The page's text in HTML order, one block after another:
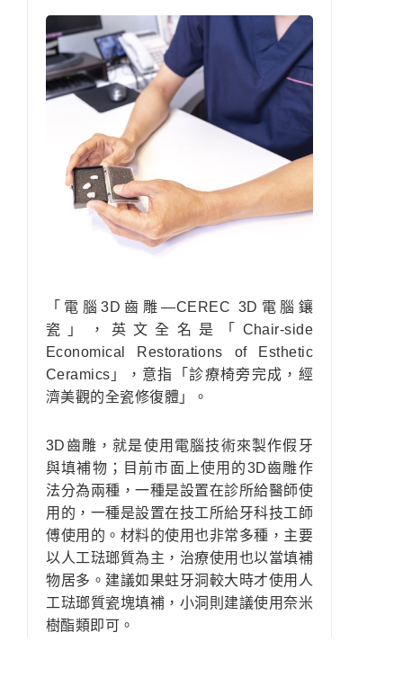
「電腦3D齒雕—CEREC 3D電腦鑲
瓷」，英文全名是「Chair-side
Economical Restorations of Esthetic
Ceramics」，意指「診療椅旁完成，經
濟美觀的全瓷修復體」。
3D齒雕，就是使用電腦技術來製作假牙
與填補物；目前市面上使用的3D齒雕作
法分為兩種，一種是設置在診所給醫師使
用的，一種是設置在技工所給牙科技工師
傅使用的。材料的使用也非常多種，主要
以人工琺瑯質為主，治療使用也以當填補
物居多。建議如果蛀牙洞較大時才使用人
工琺瑯質瓷塊填補，小洞則建議使用奈米
樹酯類即可。